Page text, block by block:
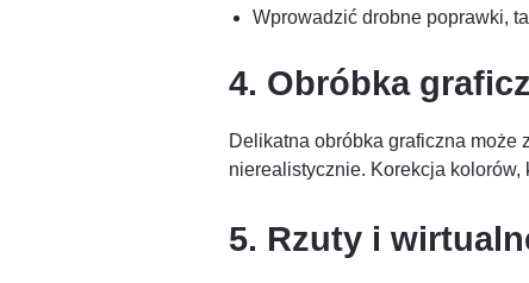
Wprowadzić drobne poprawki,
4. Obróbka
Delikatna obróbka graficzna może
nierealistycznie. Korekcja
5. Rzuty i